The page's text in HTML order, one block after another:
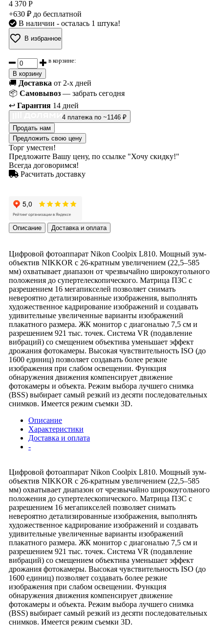
4 370 Р
+630 ₽ до бесплатной
В наличии - осталась 1 штука!
В избранное
в корзине:
В корзину
🚚 Доставка от 2-х дней
📦 Самовывоз — забрать сегодня
↩️ Гарантия 14 дней
4 платежа по ~1146 ₽
Продать нам
Предложить свою цену
Торг уместен!
Предложите Вашу цену, по ссылке "Хочу скидку!"
Всегда договоримся!
Расчитать доставку
Описание Доставка и оплата
Цифровой фотоаппарат Nikon Coolpix L810. Мощный зум-
объектив NIKKOR с 26-кратным увеличением (22,5–585
мм) охватывает диапазон от чрезвычайно широкоугольного
положения до супертелескопического. Матрица ПЗС с
разрешением 16 мегапикселей позволяет снимать
невероятно детализированные изображения, выполнять
художественное кадрирование изображений и создавать
удивительные увеличенные варианты изображений
плакатного размера. ЖК монитор с диагональю 7,5 см и
разрешением 921 тыс. точек. Система VR (подавление
вибраций) со смещением объектива уменьшает эффект
дрожания фотокамеры. Высокая чувствительность ISO (до
1600 единиц) позволяет создавать более резкие
изображения при слабом освещении. Функция
обнаружения движения компенсирует движение
фотокамеры и объекта. Режим выбора лучшего снимка
(BSS) выбирает самый резкий из десяти последовательных
снимков. Имеется режим съемки 3D.
Описание
Характеристики
Доставка и оплата
-
Цифровой фотоаппарат Nikon Coolpix L810. Мощный зум-
объектив NIKKOR с 26-кратным увеличением (22,5–585
мм) охватывает диапазон от чрезвычайно широкоугольного
положения до супертелескопического. Матрица ПЗС с
разрешением 16 мегапикселей позволяет снимать
невероятно детализированные изображения, выполнять
художественное кадрирование изображений и создавать
удивительные увеличенные варианты изображений
плакатного размера. ЖК монитор с диагональю 7,5 см и
разрешением 921 тыс. точек. Система VR (подавление
вибраций) со смещением объектива уменьшает эффект
дрожания фотокамеры. Высокая чувствительность ISO (до
1600 единиц) позволяет создавать более резкие
изображения при слабом освещении. Функция
обнаружения движения компенсирует движение
фотокамеры и объекта. Режим выбора лучшего снимка
(BSS) выбирает самый резкий из десяти последовательных
снимков. Имеется режим съемки 3D.